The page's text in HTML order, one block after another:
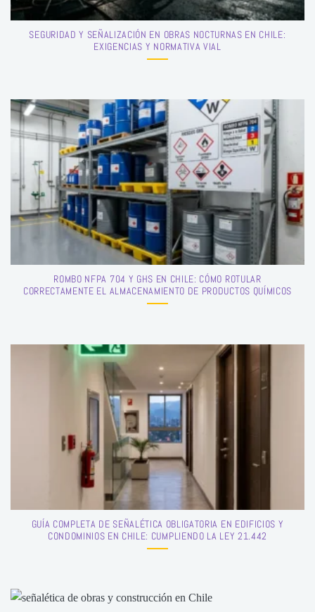
SEGURIDAD Y SEÑALIZACIÓN EN OBRAS NOCTURNAS EN CHILE:
EXIGENCIAS Y NORMATIVA VIAL
ROMBO NFPA 704 Y GHS EN CHILE: CÓMO ROTULAR
CORRECTAMENTE EL ALMACENAMIENTO DE PRODUCTOS QUÍMICOS
GUÍA COMPLETA DE SEÑALÉTICA OBLIGATORIA EN EDIFICIOS Y
CONDOMINIOS EN CHILE: CUMPLIENDO LA LEY 21.442